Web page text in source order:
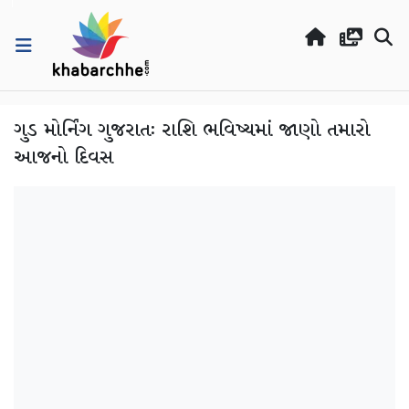
ગુડ મોર્નિંગ ગુજરાતઃ રાશિ ભવિષ્યમાં જાણો તમારો
આજનો દિવસ